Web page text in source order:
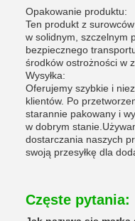
Opakowanie produktu:
Ten produkt z
w solidnym, szczelnym
bezpiecznego
środków ostrożności w
Wysyłka:
Oferujemy szybkie i
klientów. Po
starannie pakowany i
w dobrym
dostarczania naszych
swoją przesyłkę dla
Częste pytania: